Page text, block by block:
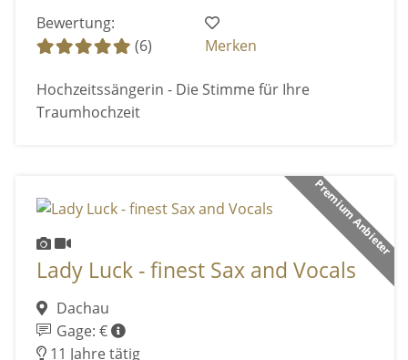
Bewertung:
(6)
Merken
Hochzeitssängerin - Die Stimme für Ihre
Traumhochzeit
Premium Anbieter
Lady Luck - finest Sax and Vocals
Dachau
Gage: €
11 Jahre tätig